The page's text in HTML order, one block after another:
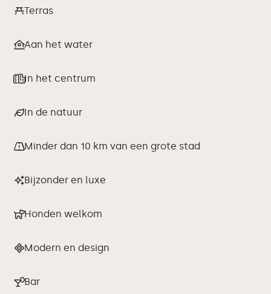
Terras
Aan het water
In het centrum
In de natuur
Minder dan 10 km van een grote stad
Bijzonder en luxe
Honden welkom
Modern en design
Bar